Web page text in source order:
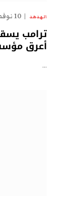
الهدهد 10 نوفمبر، 2025
ترامب
أعرق
…